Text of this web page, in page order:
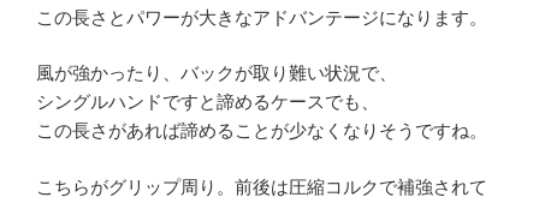
この長さとパワーが大きなアドバンテージになります。
風が強かったり、バックが取り難い状況で、
シングルハンドですと諦めるケースでも、
この長さがあれば諦めることが少なくなりそうですね。
こちらがグリップ周り。前後は圧縮コルクで補強されて